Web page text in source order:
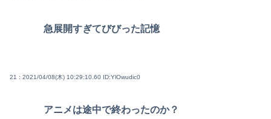
急展開すぎてびびった記憶
21 : 2021/04/08(木) 10:29:10.60 ID:YlOwudic0
アニメは途中で終わったのか？